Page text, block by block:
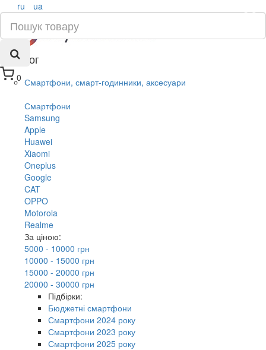
0
×
ru ua
Каталог
Смартфони, смарт-годинники, аксесуари
Смартфони
Samsung
Apple
Huawei
Xiaomi
Oneplus
Google
CAT
OPPO
Motorola
Realme
За ціною:
5000 - 10000 грн
10000 - 15000 грн
15000 - 20000 грн
20000 - 30000 грн
Підбірки:
Бюджетні смартфони
Смартфони 2024 року
Смартфони 2023 року
Смартфони 2025 року